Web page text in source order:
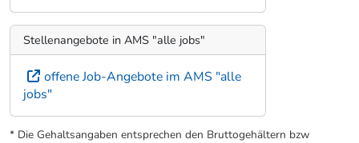
Stellenangebote in AMS "alle jobs"
offene Job-Angebote im AMS "alle
jobs"
* Die Gehaltsangaben entsprechen den Bruttogehältern bzw